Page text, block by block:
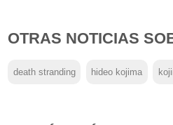
OTRAS NOTICIAS
death stranding hideo kojima